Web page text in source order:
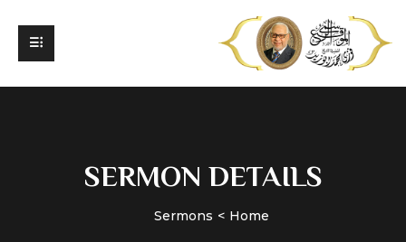
SERMON DETAILS
Home
Sermons